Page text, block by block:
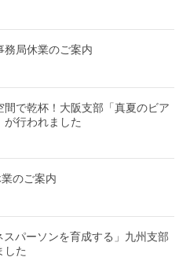
務局休業のご案内
間で乾杯！大阪支部「真夏のビア
が行われました
のご案内
スパーソンを育成する」九州支部
した